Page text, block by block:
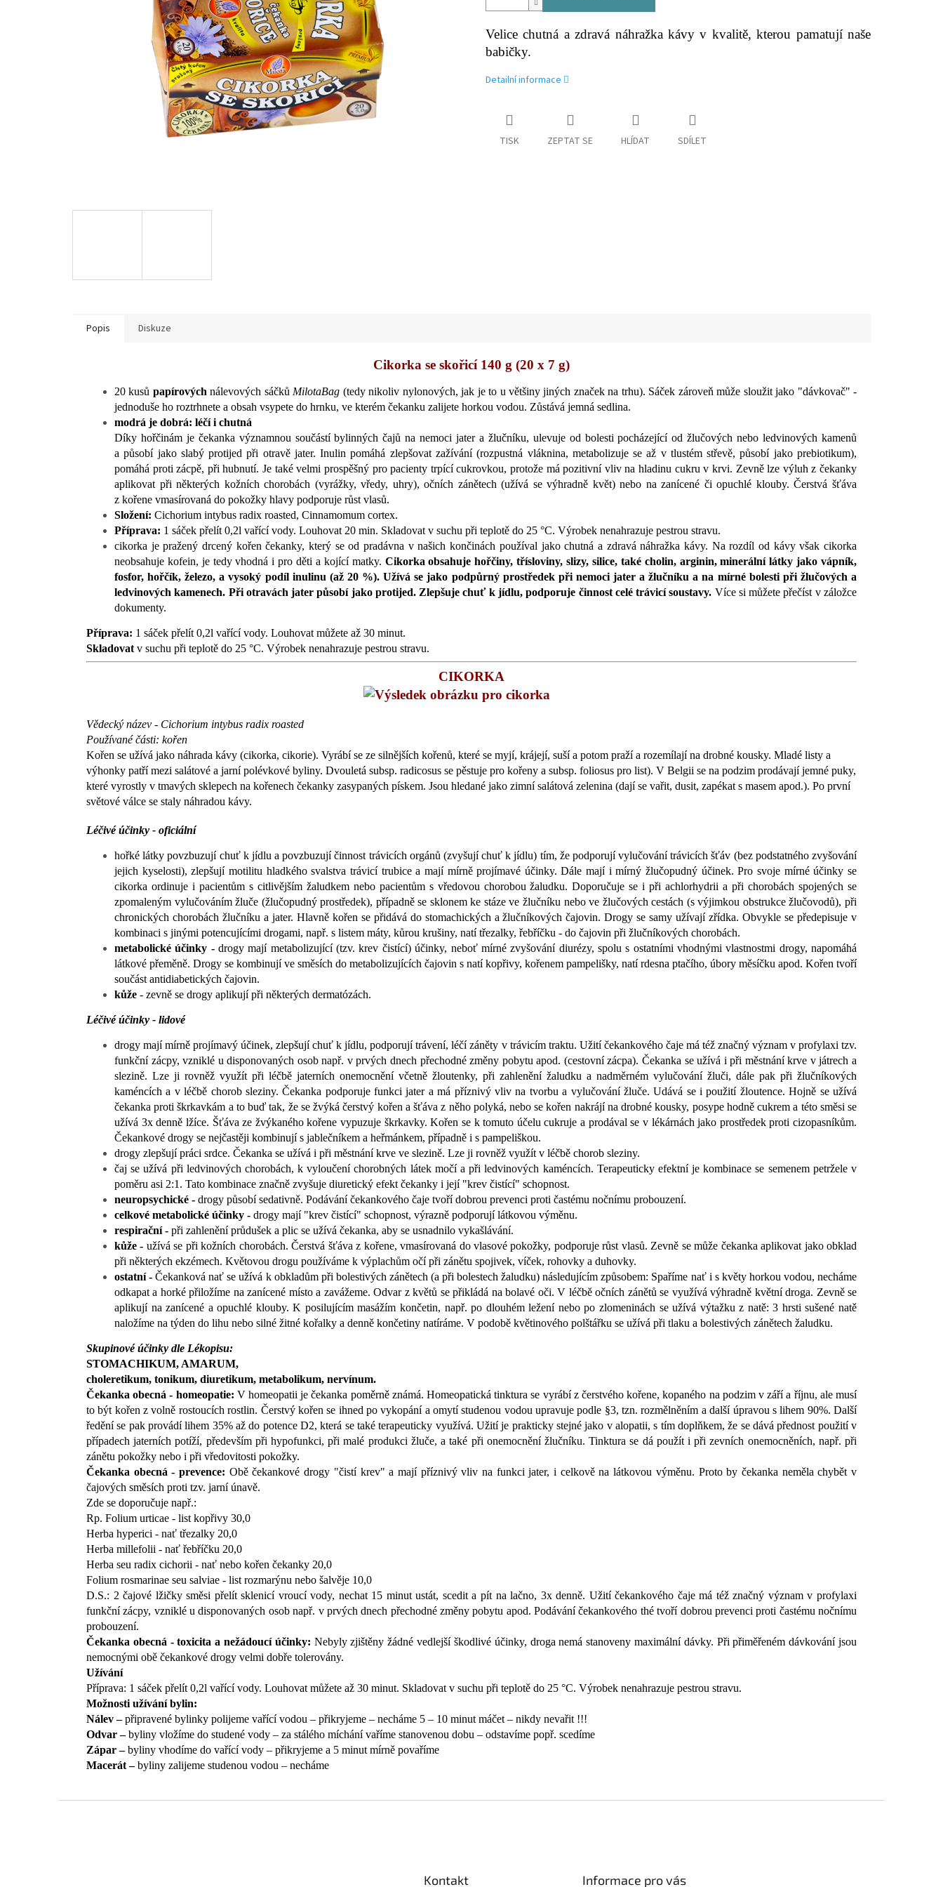
Velice chutná a zdravá náhražka kávy v kvalitě, kterou pamatují naše
babičky.
Detailní informace
TISK ZEPTAT SE HLÍDAT SDÍLET
Popis Diskuze
Cikorka se skořicí 140 g (20 x 7 g)
20 kusů papírových nálevových sáčků MilotaBag (tedy nikoliv nylonových, jak je to u většiny jiných značek na trhu). Sáček zároveň může sloužit jako "dávkovač" -
jednoduše ho roztrhnete a obsah vsypete do hrnku, ve kterém čekanku zalijete horkou vodou. Zůstává jemná sedlina.
modrá je dobrá: léčí i chutná
Díky hořčinám je čekanka významnou součástí bylinných čajů na nemoci jater a žlučníku, ulevuje od bolesti pocházející od žlučových nebo ledvinových kamenů
a působí jako slabý protijed při otravě jater. Inulin pomáhá zlepšovat zažívání (rozpustná vláknina, metabolizuje se až v tlustém střevě, působí jako prebiotikum),
pomáhá proti zácpě, při hubnutí. Je také velmi prospěšný pro pacienty trpící cukrovkou, protože má pozitivní vliv na hladinu cukru v krvi. Zevně lze výluh z čekanky
aplikovat při některých kožních chorobách (vyrážky, vředy, uhry), očních zánětech (užívá se výhradně květ) nebo na zanícené či opuchlé klouby. Čerstvá šťáva
z kořene vmasírovaná do pokožky hlavy podporuje růst vlasů.
Složení: Cichorium intybus radix roasted, Cinnamomum cortex.
Příprava: 1 sáček přelít 0,2l vařící vody. Louhovat 20 min. Skladovat v suchu při teplotě do 25 °C. Výrobek nenahrazuje pestrou stravu.
cikorka je pražený drcený kořen čekanky, který se od pradávna v našich končinách používal jako chutná a zdravá náhražka kávy. Na rozdíl od kávy však cikorka
neobsahuje kofein, je tedy vhodná i pro děti a kojící matky. Cikorka obsahuje hořčiny, třísloviny, slizy, silice, také cholin, arginin, minerální látky jako vápník,
fosfor, hořčík, železo, a vysoký podíl inulinu (až 20 %). Užívá se jako podpůrný prostředek při nemoci jater a žlučníku a na mírné bolesti při žlučových a
ledvinových kamenech. Při otravách jater působí jako protijed. Zlepšuje chuť k jídlu, podporuje činnost celé trávicí soustavy. Více si můžete přečíst v záložce
dokumenty.
Příprava: 1 sáček přelít 0,2l vařící vody. Louhovat můžete až 30 minut.
Skladovat v suchu při teplotě do 25 °C. Výrobek nenahrazuje pestrou stravu.
CIKORKA
Vědecký název - Cichorium intybus radix roasted
Používané části: kořen
Kořen se užívá jako náhrada kávy (cikorka, cikorie). Vyrábí se ze silnějších kořenů, které se myjí, krájejí, suší a potom praží a rozemílají na drobné kousky. Mladé listy a
výhonky patří mezi salátové a jarní polévkové byliny. Dvouletá subsp. radicosus se pěstuje pro kořeny a subsp. foliosus pro list). V Belgii se na podzim prodávají jemné puky,
které vyrostly v tmavých sklepech na kořenech čekanky zasypaných pískem. Jsou hledané jako zimní salátová zelenina (dají se vařit, dusit, zapékat s masem apod.). Po první
světové válce se staly náhradou kávy.
Léčivé účinky - oficiální
hořké látky povzbuzují chuť k jídlu a povzbuzují činnost trávicích orgánů (zvyšují chuť k jídlu) tím, že podporují vylučování trávicích šťáv (bez podstatného zvyšování
jejich kyselosti), zlepšují motilitu hladkého svalstva trávicí trubice a mají mírně projímavé účinky. Dále mají i mírný žlučopudný účinek. Pro svoje mírné účinky se
cikorka ordinuje i pacientům s citlivějším žaludkem nebo pacientům s vředovou chorobou žaludku. Doporučuje se i při achlorhydrii a při chorobách spojených se
zpomaleným vylučováním žluče (žlučopudný prostředek), případně se sklonem ke stáze ve žlučníku nebo ve žlučových cestách (s výjimkou obstrukce žlučovodů), při
chronických chorobách žlučníku a jater. Hlavně kořen se přidává do stomachických a žlučníkových čajovin. Drogy se samy užívají zřídka. Obvykle se předepisuje v
kombinaci s jinými potencujícími drogami, např. s listem máty, kůrou krušiny, natí třezalky, řebříčku - do čajovin při žlučníkových chorobách.
metabolické účinky -drogy mají metabolizující (tzv. krev čistící) účinky, neboť mírné zvyšování diurézy, spolu s ostatními vhodnými vlastnostmi drogy, napomáhá
látkové přeměně. Drogy se kombinují ve směsích do metabolizujících čajovin s natí kopřivy, kořenem pampelišky, natí rdesna ptačího, úbory měsíčku apod. Kořen tvoří
součást antidiabetických čajovin.
kůže - zevně se drogy aplikují při některých dermatózách.
Léčivé účinky - lidové
drogy mají mírně projímavý účinek, zlepšují chuť k jídlu, podporují trávení, léčí záněty v trávicím traktu. Užití čekankového čaje má též značný význam v profylaxi tzv.
funkční zácpy, vzniklé u disponovaných osob např. v prvých dnech přechodné změny pobytu apod. (cestovní zácpa). Čekanka se užívá i při městnání krve v játrech a
slezině. Lze ji rovněž využít při léčbě jaterních onemocnění včetně žloutenky, při zahlenění žaludku a nadměrném vylučování žluči, dále pak při žlučníkových
kaméncích a v léčbě chorob sleziny. Čekanka podporuje funkci jater a má příznivý vliv na tvorbu a vylučování žluče. Udává se i použití žloutence. Hojně se užívá
čekanka proti škrkavkám a to buď tak, že se žvýká čerstvý kořen a šťáva z něho polyká, nebo se kořen nakrájí na drobné kousky, posype hodně cukrem a této směsi se
užívá 3x denně lžíce. Šťáva ze žvýkaného kořene vypuzuje škrkavky. Kořen se k tomuto účelu cukruje a prodával se v lékárnách jako prostředek proti cizopasníkům.
Čekankové drogy se nejčastěji kombinují s jablečníkem a heřmánkem, případně i s pampeliškou.
drogy zlepšují práci srdce. Čekanka se užívá i při městnání krve ve slezině. Lze ji rovněž využít v léčbě chorob sleziny.
čaj se užívá při ledvinových chorobách, k vyloučení chorobných látek močí a při ledvinových kaméncích. Terapeuticky efektní je kombinace se semenem petržele v
poměru asi 2:1. Tato kombinace značně zvyšuje diuretický efekt čekanky i její "krev čistící" schopnost.
neuropsychické - drogy působí sedativně. Podávání čekankového čaje tvoří dobrou prevenci proti častému nočnímu probouzení.
celkové metabolické účinky - drogy mají "krev čistící" schopnost, výrazně podporují látkovou výměnu.
respirační - při zahlenění průdušek a plic se užívá čekanka, aby se usnadnilo vykašlávání.
kůže - užívá se při kožních chorobách. Čerstvá šťáva z kořene, vmasírovaná do vlasové pokožky, podporuje růst vlasů. Zevně se může čekanka aplikovat jako obklad
při některých ekzémech. Květovou drogu používáme k výplachům očí při zánětu spojivek, víček, rohovky a duhovky.
ostatní - Čekanková nať se užívá k obkladům při bolestivých zánětech (a při bolestech žaludku) následujícím způsobem: Spaříme nať i s květy horkou vodou, necháme
odkapat a horké přiložíme na zanícené místo a zavážeme. Odvar z květů se přikládá na bolavé oči. V léčbě očních zánětů se využívá výhradně květní droga. Zevně se
aplikují na zanícené a opuchlé klouby. K posilujícím masážím končetin, např. po dlouhém ležení nebo po zlomeninách se užívá výtažku z natě: 3 hrsti sušené natě
naložíme na týden do lihu nebo silné žitné kořalky a denně končetiny natíráme. V podobě květinového polštářku se užívá při tlaku a bolestivých zánětech žaludku.
Skupinové účinky dle Lékopisu:
STOMACHIKUM, AMARUM,
choleretikum, tonikum, diuretikum, metabolikum, nervínum.
Čekanka obecná - homeopatie: V homeopatii je čekanka poměrně známá. Homeopatická tinktura se vyrábí z čerstvého kořene, kopaného na podzim v září a říjnu, ale musí
to být kořen z volně rostoucích rostlin. Čerstvý kořen se ihned po vykopání a omytí studenou vodou upravuje podle §3, tzn. rozmělněním a další úpravou s lihem 90%. Další
ředění se pak provádí lihem 35% až do potence D2, která se také terapeuticky využívá. Užití je prakticky stejné jako v alopatii, s tím doplňkem, že se dává přednost použití v
případech jaterních potíží, především při hypofunkci, při malé produkci žluče, a také při onemocnění žlučníku. Tinktura se dá použít i při zevních onemocněních, např. při
zánětu pokožky nebo i při vředovitosti pokožky.
Čekanka obecná - prevence: Obě čekankové drogy "čistí krev" a mají příznivý vliv na funkci jater, i celkově na látkovou výměnu. Proto by čekanka neměla chybět v
čajových směsích proti tzv. jarní únavě.
Zde se doporučuje např.:
Rp. Folium urticae - list kopřivy 30,0
Herba hyperici - nať třezalky 20,0
Herba millefolii - nať řebříčku 20,0
Herba seu radix cichorii - nať nebo kořen čekanky 20,0
Folium rosmarinae seu salviae - list rozmarýnu nebo šalvěje 10,0
D.S.: 2 čajové lžičky směsi přelít sklenicí vroucí vody, nechat 15 minut ustát, scedit a pít na lačno, 3x denně. Užití čekankového čaje má též značný význam v profylaxi
funkční zácpy, vzniklé u disponovaných osob např. v prvých dnech přechodné změny pobytu apod. Podávání čekankového thé tvoří dobrou prevenci proti častému nočnímu
probouzení.
Čekanka obecná - toxicita a nežádoucí účinky: Nebyly zjištěny žádné vedlejší škodlivé účinky, droga nemá stanoveny maximální dávky. Při přiměřeném dávkování jsou
nemocnými obě čekankové drogy velmi dobře tolerovány.
Užívání
Příprava: 1 sáček přelít 0,2l vařící vody. Louhovat můžete až 30 minut. Skladovat v suchu při teplotě do 25 °C. Výrobek nenahrazuje pestrou stravu.
Možnosti užívání bylin:
Nálev –připravené bylinky polijeme vařící vodou – přikryjeme – necháme 5 – 10 minut máčet – nikdy nevařit !!!
Odvar –byliny vložíme do studené vody – za stálého míchání vaříme stanovenou dobu – odstavíme popř. scedíme
Zápar –byliny vhodíme do vařící vody – přikryjeme a 5 minut mírně povaříme
Macerát –byliny zalijeme studenou vodou – necháme
Kontakt Informace pro vás